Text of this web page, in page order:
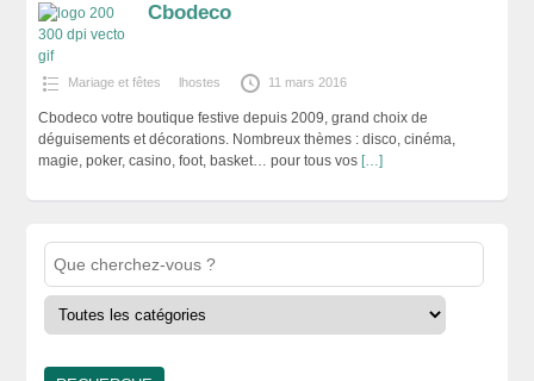
Cbodeco
Mariage et fêtes lhostes 11 mars 2016
Cbodeco votre boutique festive depuis 2009, grand choix de
déguisements et décorations. Nombreux thèmes : disco, cinéma,
magie, poker, casino, foot, basket… pour tous vos […]